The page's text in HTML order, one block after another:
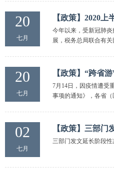
20
七月
【政策】2020
今年以来，受新冠肺
展，税务总局联合有
20
七月
【政策】“跨省
7月14日，因疫情遭受
事项的通知》，各省
02
七月
【政策】三部
三部门发文延长阶段